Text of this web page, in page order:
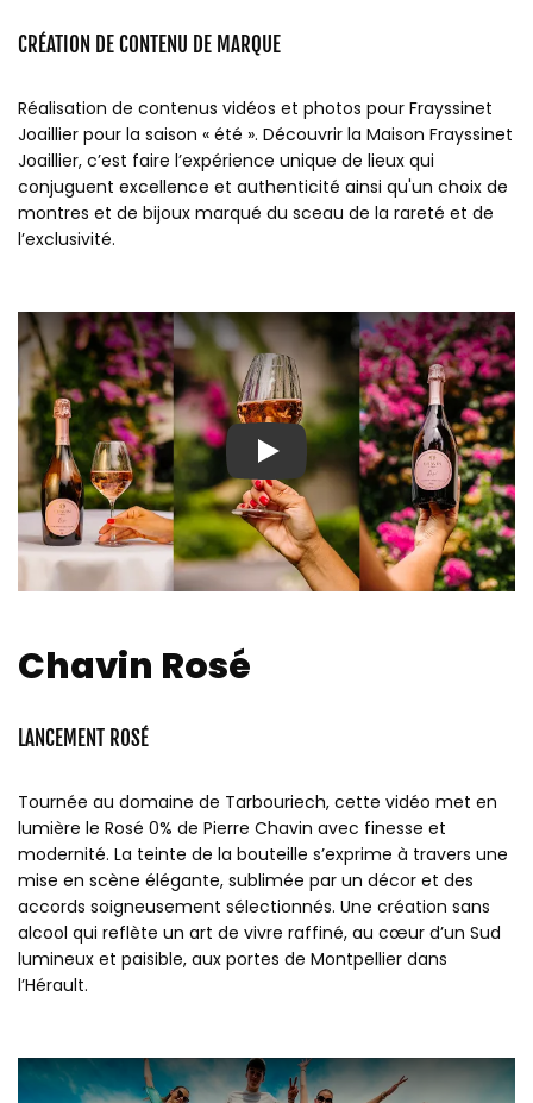
CRÉATION DE CONTENU DE MARQUE
Réalisation de contenus vidéos et photos pour Frayssinet
Joaillier pour la saison « été ». Découvrir la Maison Frayssinet
Joaillier, c’est faire l’expérience unique de lieux qui
conjuguent excellence et authenticité ainsi qu'un choix de
montres et de bijoux marqué du sceau de la rareté et de
l’exclusivité.
Play
Chavin Rosé
LANCEMENT ROSÉ
Tournée au domaine de Tarbouriech, cette vidéo met en
lumière le Rosé 0% de Pierre Chavin avec finesse et
modernité. La teinte de la bouteille s’exprime à travers une
mise en scène élégante, sublimée par un décor et des
accords soigneusement sélectionnés. Une création sans
alcool qui reflète un art de vivre raffiné, au cœur d’un Sud
lumineux et paisible, aux portes de Montpellier dans
l’Hérault.